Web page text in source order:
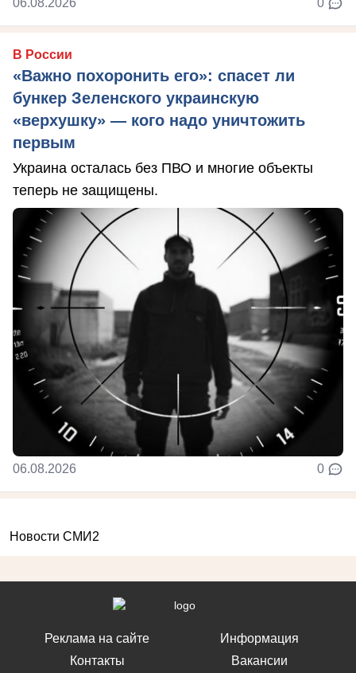
В России
«Важно похоронить его»: спасет ли
бункер Зеленского украинскую
«верхушку» — кого надо уничтожить
первым
Украина осталась без ПВО и многие объекты
теперь не защищены.
06.08.2026 0
Новости СМИ2
Реклама на сайте
Контакты
Информация
Вакансии